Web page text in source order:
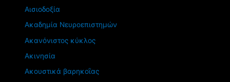
Αισιοδοξία
Ακαδημία Νευροεπιστημών
Ακανόνιστος κύκλος
Ακινησία
Ακουστικά βαρηκοΐας